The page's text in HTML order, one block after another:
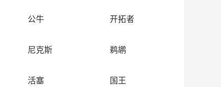
公牛 开拓者
尼克斯 鹈鹕
活塞 国王